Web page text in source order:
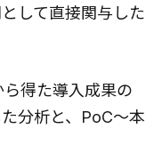
して直接関与した
得た導入成果の
分析と、PoC〜本